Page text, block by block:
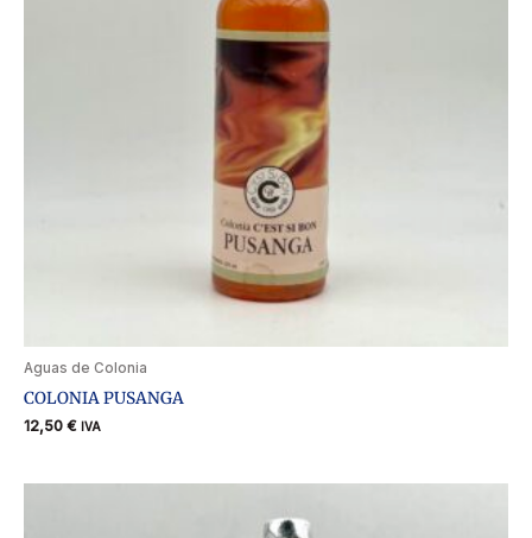
Aguas de Colonia
COLONIA PUSANGA
12,50 € IVA